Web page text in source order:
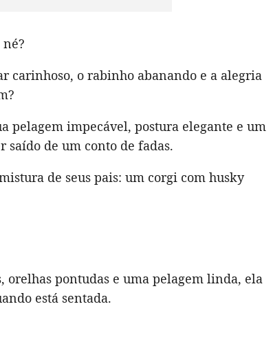
né?
carinhoso, o rabinho abanando e a alegria
pelagem impecável, postura elegante e um
saído de um conto de fadas.
de seus pais: um corgi com husky
orelhas pontudas e uma pelagem linda, ela
está sentada.